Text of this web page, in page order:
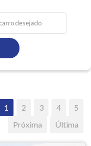
1 2 3 4
5
Próxima
Última